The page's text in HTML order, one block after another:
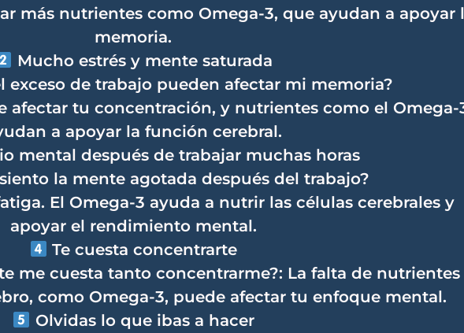
más nutrientes como Omega-3, que ayudan a apoyar
memoria.
Mucho estrés y mente saturada
exceso de trabajo pueden afectar mi memoria?
afectar tu concentración, y nutrientes como el Omega-
a apoyar la función cerebral.
mental después de trabajar muchas horas
la mente agotada después del trabajo?
El Omega-3 ayuda a nutrir las células cerebrales y
apoyar el rendimiento mental.
Te cuesta concentrarte
me cuesta tanto concentrarme?: La falta de nutrientes
como Omega-3, puede afectar tu enfoque mental.
Olvidas lo que ibas a hacer